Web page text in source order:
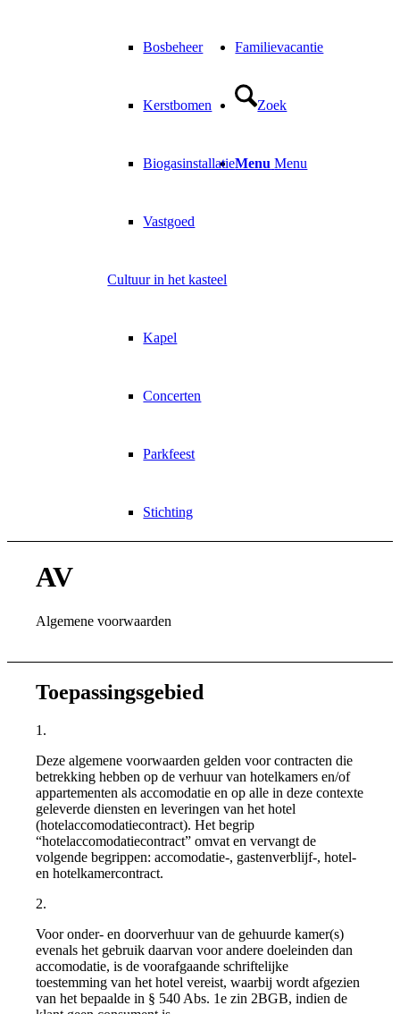
Bosbeheer
Kerstbomen
Biogasinstallatie
Vastgoed
Cultuur in het kasteel
Kapel
Concerten
Parkfeest
Stichting
Familievacantie
Zoek
Menu Menu
AV
Algemene voorwaarden
Toepassingsgebied
1.
Deze algemene voorwaarden gelden voor contracten die
betrekking hebben op de verhuur van hotelkamers en/of
appartementen als accomodatie en op alle in deze contexte
geleverde diensten en leveringen van het hotel
(hotelaccomodatiecontract). Het begrip
“hotelaccomodatiecontract” omvat en vervangt de
volgende begrippen: accomodatie-, gastenverblijf-, hotel-
en hotelkamercontract.
2.
Voor onder- en doorverhuur van de gehuurde kamer(s)
evenals het gebruik daarvan voor andere doeleinden dan
accomodatie, is de voorafgaande schriftelijke
toestemming van het hotel vereist, waarbij wordt afgezien
van het bepaalde in § 540 Abs. 1e zin 2BGB, indien de